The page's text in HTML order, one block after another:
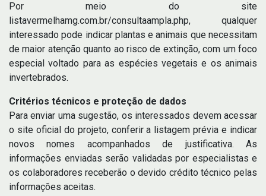
Por meio do site
listavermelhamg.com.br/consultaampla.php, qualquer
interessado pode indicar plantas e animais que necessitam
de maior atenção quanto ao risco de extinção, com um foco
especial voltado para as espécies vegetais e os animais
invertebrados.
Critérios técnicos e proteção de dados
Para enviar uma sugestão, os interessados devem acessar
o site oficial do projeto, conferir a listagem prévia e indicar
novos nomes acompanhados de justificativa. As
informações enviadas serão validadas por especialistas e
os colaboradores receberão o devido crédito técnico pelas
informações aceitas.